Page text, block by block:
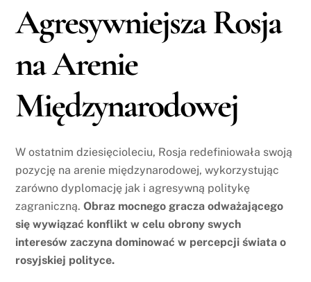
Agresywniejsza Rosja
na Arenie
Międzynarodowej
W ostatnim dziesięcioleciu, Rosja redefiniowała swoją
pozycję na arenie międzynarodowej, wykorzystując
zarówno dyplomację jak i agresywną politykę
zagraniczną.Obraz mocnego gracza odważającego
się wywiązać konflikt w celu obrony swych
interesów zaczyna dominować w percepcji świata o
rosyjskiej polityce.